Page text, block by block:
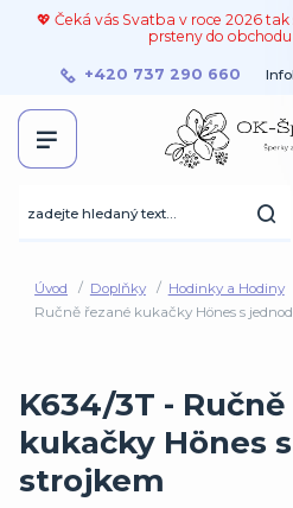
💖 Čeká vás Svatba v roce 2026
prsteny do obchodu
+420 737 290 660
Úvod Doplňky Hodinky a Hodiny
Ručně řezané kukačky Hönes s
K634/3T -
kukačky Hönes
strojkem